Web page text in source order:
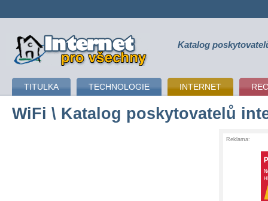
připojení k internetu Katalog
TITULKA TECHNOLOGIE INTERNET
WiFi \ Katalog poskytovatelů
Reklama: